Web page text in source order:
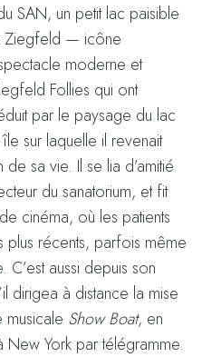
SAN, un petit lac paisible
Ziegfeld — icône
moderne et
Follies qui ont
par le paysage du lac
sur laquelle il revenait
sa vie. Il se lia d’amitié
du sanatorium, et fit
cinéma, où les patients
plus récents, parfois même
aussi depuis son
dirigea à distance la mise
Show Boat, en
New York par télégramme.